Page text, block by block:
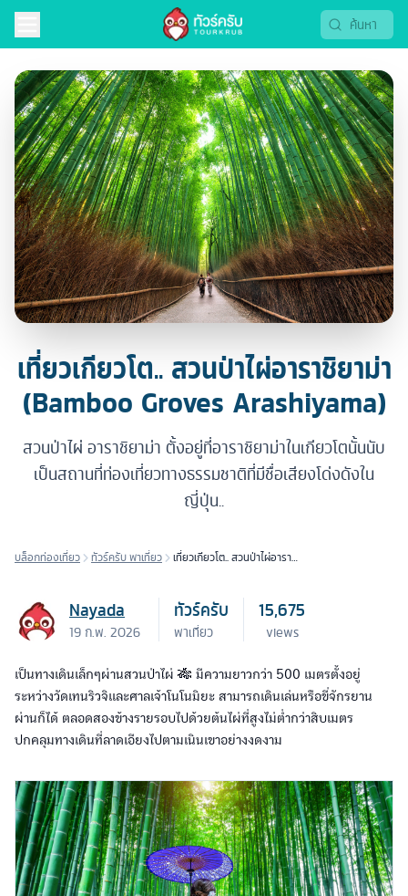
เที่ยวเกียวโต.. สวนป่าไผ่อาราชิยาม่า
(Bamboo Groves Arashiyama)
สวนป่าไผ่ อาราชิยาม่า ตั้งอยู่ที่อาราชิยาม่าในเกียวโตนั้นนับ
เป็นสถานที่ท่องเที่ยวทางธรรมชาติที่มีชื่อเสียงโด่งดังใน
ญี่ปุ่น..
บล็อกท่องเที่ยว ทัวร์ครับ พาเที่ยว
เที่ยวเกียวโต.. สวนป่าไผ่อาราชิ
Nayada
19 ก.พ. 2026
ทัวร์ครับ
พาเที่ยว
15,675
views
เป็นทางเดินเล็กๆผ่านสวนป่าไผ่ 🎋 มีความยาวกว่า 500 เมตรตั้งอยู่
ระหว่างวัดเทนริวจิและศาลเจ้าโนโนมิยะ สามารถเดินเล่นหรือขี่จักรยาน
ผ่านก็ได้ ตลอดสองข้างรายรอบไปด้วยต้นไผ่ที่สูงไม่ต่ำกว่าสิบเมตร
ปกคลุมทางเดินที่ลาดเอียงไปตามเนินเขาอย่างงดงาม